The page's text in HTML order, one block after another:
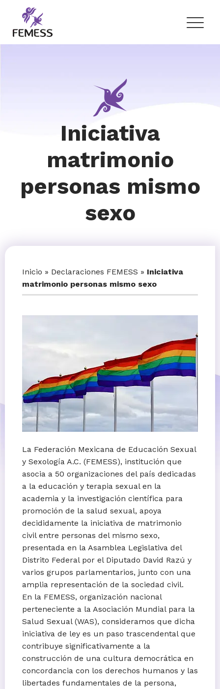
content
Femess
Federación Mexicana de Educación Sexual y Sexología, A.C.
Iniciativa
matrimonio
personas mismo
sexo
Inicio » Declaraciones FEMESS » Iniciativa
matrimonio personas mismo sexo
La Federación Mexicana de Educación Sexual
y Sexología A.C. (FEMESS), institución que
asocia a 50 organizaciones del país dedicadas
a la educación y terapia sexual en la
academia y la investigación científica para
promoción de la salud sexual, apoya
decididamente la iniciativa de matrimonio
civil entre personas del mismo sexo,
presentada en la Asamblea Legislativa del
Distrito Federal por el Diputado David Razú y
varios grupos parlamentarios, junto con una
amplia representación de la sociedad civil.
En la FEMESS, organización nacional
perteneciente a la Asociación Mundial para la
Salud Sexual (WAS), consideramos que dicha
iniciativa de ley es un paso trascendental que
contribuye significativamente a la
construcción de una cultura democrática en
concordancia con los derechos humanos y las
libertades fundamentales de la persona,